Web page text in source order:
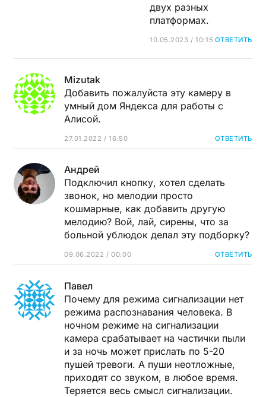
двух разных
платформах.
10.05.2023 / 10:15 ОТВЕТИТЬ
Mizutak
Добавить пожалуйста эту камеру в
умный дом Яндекса для работы с
Алисой.
27.01.2022 / 16:50 ОТВЕТИТЬ
Андрей
Подключил кнопку, хотел сделать
звонок, но мелодии просто
кошмарные, как добавить другую
мелодию? Вой, лай, сирены, что за
больной ублюдок делал эту подборку?
09.06.2022 / 00:00 ОТВЕТИТЬ
Павел
Почему для режима сигнализации нет
режима распознавания человека. В
ночном режиме на сигнализации
камера срабатывает на частички пыли
и за ночь может прислать по 5-20
пушей тревоги. А пуши неотложные,
приходят со звуком, в любое время.
Теряется весь смысл сигнализации.